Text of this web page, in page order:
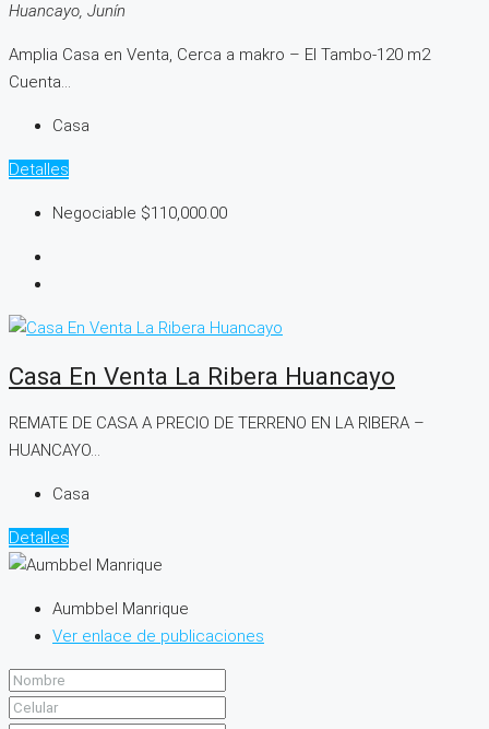
Huancayo, Junín
Amplia Casa en Venta, Cerca a makro – El Tambo-120 m2
Cuenta...
Casa
Detalles
Negociable $110,000.00
Casa En Venta La Ribera Huancayo
REMATE DE CASA A PRECIO DE TERRENO EN LA RIBERA –
HUANCAYO...
Casa
Detalles
Aumbbel Manrique
Ver enlace de publicaciones